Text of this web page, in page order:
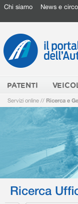
Chi siamo News e
PATENTI
Servizi online // Ricerca e
Ricerca